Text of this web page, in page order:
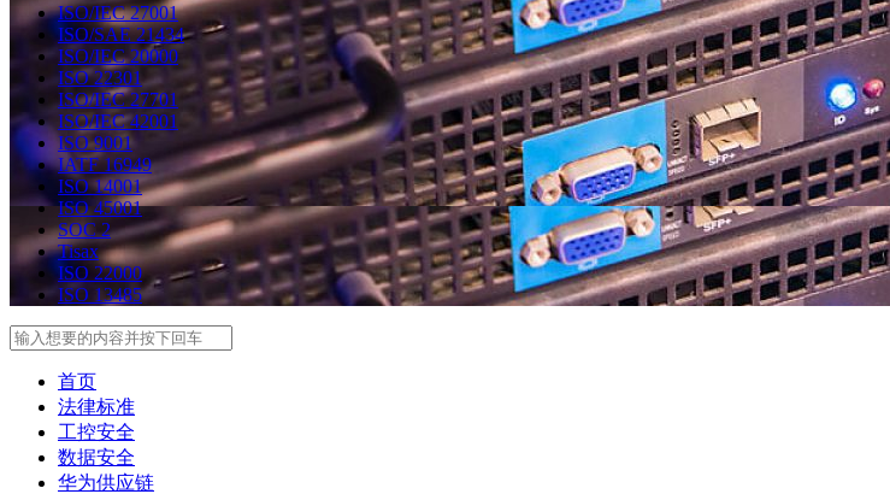
ISO/IEC 27001
ISO/SAE 21434
ISO/IEC 20000
ISO 22301
ISO/IEC 27701
ISO/IEC 42001
ISO 9001
IATF 16949
ISO 14001
ISO 45001
SOC 2
Tisax
ISO 22000
ISO 13485
首页
法律标准
工控安全
数据安全
华为供应链